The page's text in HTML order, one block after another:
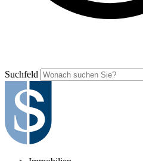
Suchfeld